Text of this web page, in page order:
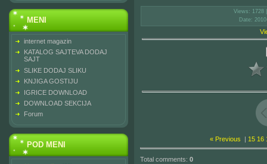
MENI
internet magazin
KATALOG SAJTEVA DODAJ
SAJT
SLIKE DODAJ SLIKU
KNJIGA GOSTIJU
IGRICE DOWNLOAD
DOWNLOAD SEKCIJA
Forum
POD MENI
Views : 1728
Date:
« Previous | 15 16
Total comments: 0